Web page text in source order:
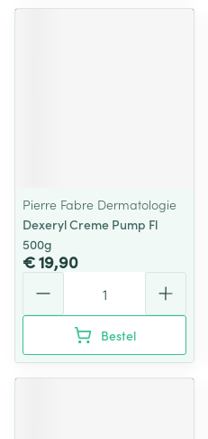
Pierre Fabre Dermatologie
Dexeryl Creme Pump Fl
500g
€ 19,90
Bestel